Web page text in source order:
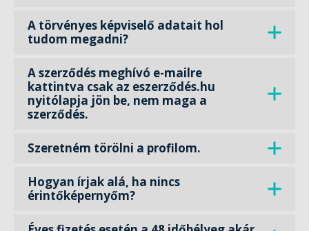
A törvényes képviselő adatait hol
tudom megadni?
A szerződés meghívó e-mailre
kattintva csak az eszerződés.hu
nyitólapja jön be, nem maga a
szerződés.
Szeretném törölni a profilom.
Hogyan írjak alá, ha nincs
érintőképernyőm?